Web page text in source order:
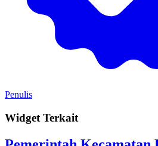
Penulis
Widget Terkait